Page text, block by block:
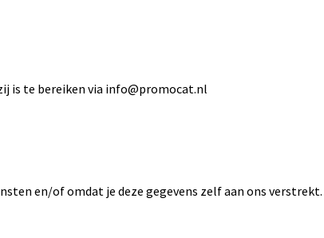
is te bereiken via info@promocat.nl
en/of omdat je deze gegevens zelf aan ons verstrekt.